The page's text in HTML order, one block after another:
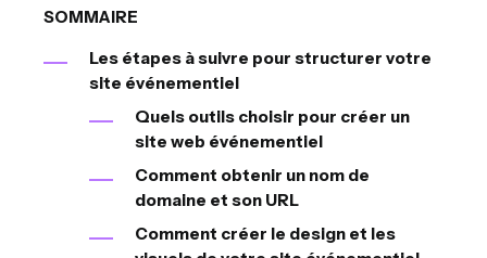
SOMMAIRE
Les étapes à suivre pour structurer votre
site événementiel
Quels outils choisir pour créer un
site web événementiel
Comment obtenir un nom de
domaine et son URL
Comment créer le design et les